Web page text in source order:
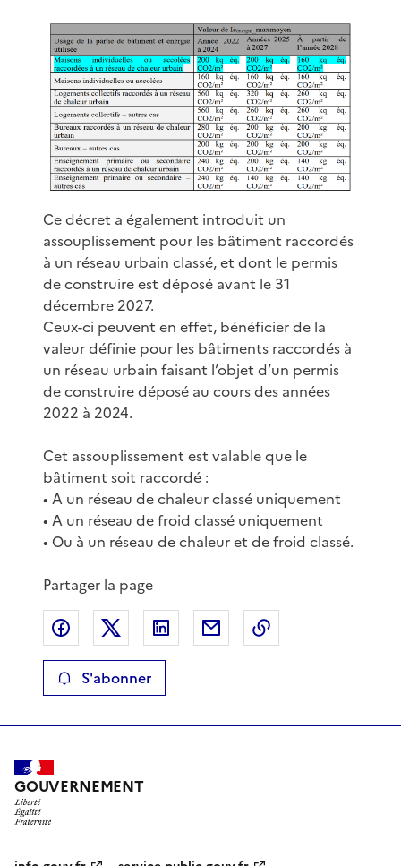
Ce décret a également introduit un
assouplissement pour les bâtiment raccordés
à un réseau urbain classé, et dont le permis
de construire est déposé avant le 31
décembre 2027.
Ceux-ci peuvent en effet, bénéficier de la
valeur définie pour les bâtiments raccordés à
un réseau urbain faisant l’objet d’un permis
de construire déposé au cours des années
2022 à 2024.
Cet assouplissement est valable que le
bâtiment soit raccordé :
• A un réseau de chaleur classé uniquement
• A un réseau de froid classé uniquement
• Ou à un réseau de chaleur et de froid classé.
Partager la page
Partager sur Facebook
Partager sur XPartager sur LinkedIn
Partager par email
S'abonner
GOUVERNEMENT